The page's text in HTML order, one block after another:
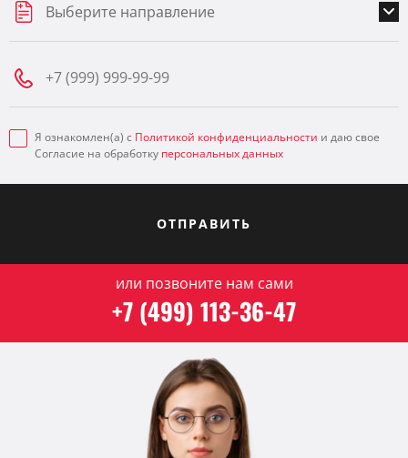
Выберите направление
Я ознакомлен(а) с Политикой конфиденциальности и даю свое
Согласие на обработку персональных данных
ОТПРАВИТЬ
или позвоните нам сами
+7 (499) 113-36-47